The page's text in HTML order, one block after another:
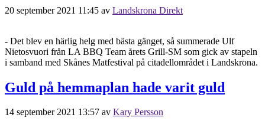
20 september 2021 11:45 av Landskrona Direkt
- Det blev en härlig helg med bästa gänget, så summerade Ulf
Nietosvuori från LA BBQ Team årets Grill-SM som gick av stapeln
i samband med Skånes Matfestival på citadellområdet i Landskrona.
Guld på hemmaplan hade varit guld
14 september 2021 13:57 av Kary Persson